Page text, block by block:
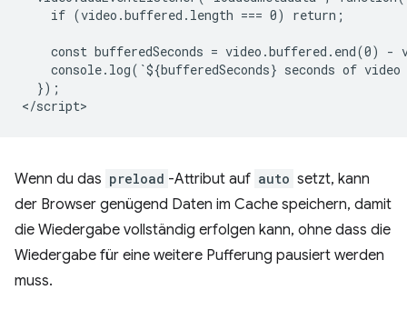
    if (video.buffered.length === 0) return;
const bufferedSeconds = video.buffered.end(0) -
console.log(`${bufferedSeconds} seconds of
  });
Wenn du das preload -Attribut auf auto setzt, kann
der Browser genügend Daten im Cache speichern, damit
die Wiedergabe vollständig erfolgen kann, ohne dass die
Wiedergabe für eine weitere Pufferung pausiert werden
muss.